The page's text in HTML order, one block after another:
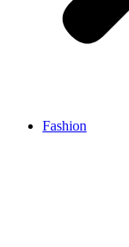
Fashion